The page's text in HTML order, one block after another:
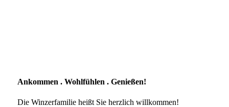
Ankommen . Wohlfühlen . Genießen!
Die Winzerfamilie heißt Sie herzlich willkommen!